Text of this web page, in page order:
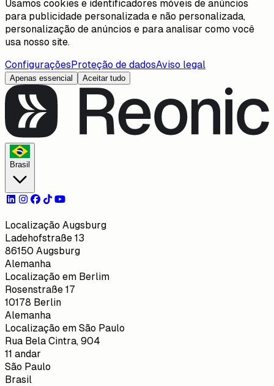
Usamos cookies e identificadores móveis de anúncios
para publicidade personalizada e não personalizada,
personalização de anúncios e para analisar como você
usa nosso site.
Configurações Proteção de dadosAviso legal
Apenas essencial Aceitar tudo
Brasil
Localização Augsburg
Ladehofstraße 13
86150 Augsburg
Alemanha
Localização em Berlim
Rosenstraße 17
10178 Berlin
Alemanha
Localização em São Paulo
Rua Bela Cintra, 904
11 andar
São Paulo
Brasil